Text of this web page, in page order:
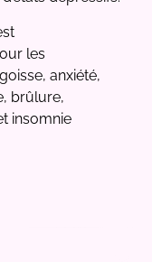
les
anxiété,
brûlure,
insomnie